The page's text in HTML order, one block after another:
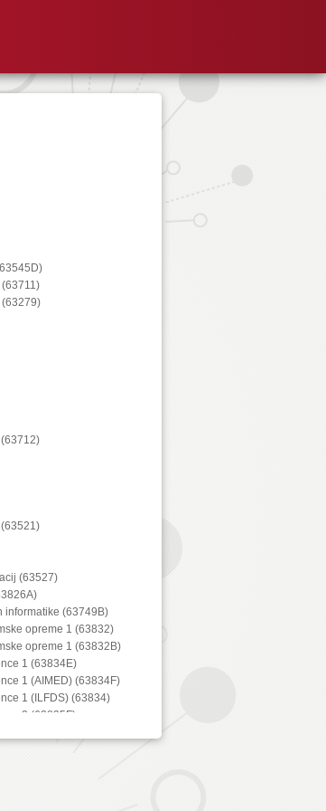
(63527)
informatike (63749B)
opreme 1 (63832)
opreme 1 (63832B)
1 (63834E)
1 (AIMED) (63834F)
1 (ILFDS) (63834)
2 (63835F)